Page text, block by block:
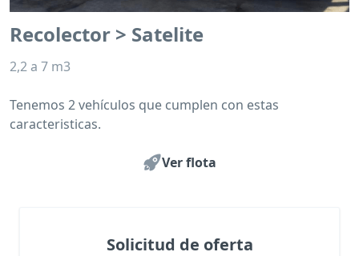
Recolector > Satelite
2,2 a 7 m3
Tenemos 2 vehículos que cumplen con estas
caracteristicas.
Ver flota
Solicitud de oferta